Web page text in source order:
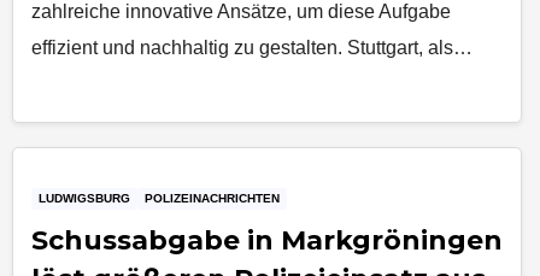
zahlreiche innovative Ansätze, um diese Aufgabe
effizient und nachhaltig zu gestalten. Stuttgart, als…
LUDWIGSBURG POLIZEINACHRICHTEN
Schussabgabe in Markgröningen